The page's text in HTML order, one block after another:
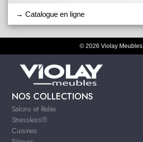
→ Catalogue en ligne
© 2026 Violay Meubles
NOS COLLECTIONS
Salons et Relax
Stressless®
Cuisines